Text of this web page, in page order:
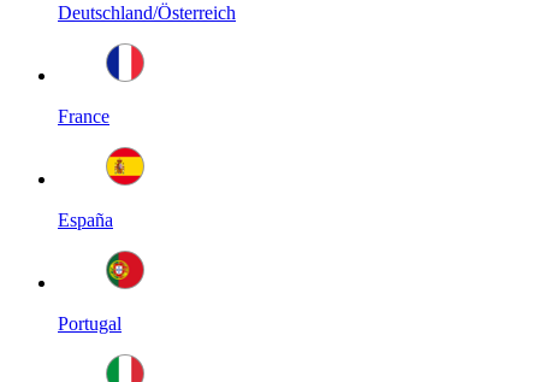
Deutschland/Österreich
France
España
Portugal